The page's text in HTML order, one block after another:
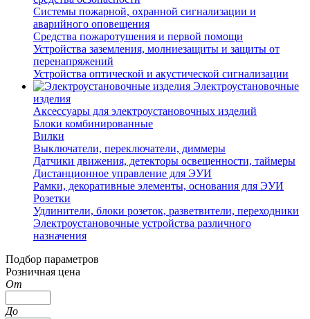
Системы пожарной, охранной сигнализации и
аварийного оповещения
Средства пожаротушения и первой помощи
Устройства заземления, молниезащиты и защиты от
перенапряжений
Устройства оптической и акустической сигнализации
Электроустановочные
изделия
Аксессуары для электроустановочных изделий
Блоки комбинированные
Вилки
Выключатели, переключатели, диммеры
Датчики движения, детекторы освещенности, таймеры
Дистанционное управление для ЭУИ
Рамки, декоративные элементы, основания для ЭУИ
Розетки
Удлинители, блоки розеток, разветвители, переходники
Электроустановочные устройства различного
назначения
Подбор параметров
Розничная цена
От
До